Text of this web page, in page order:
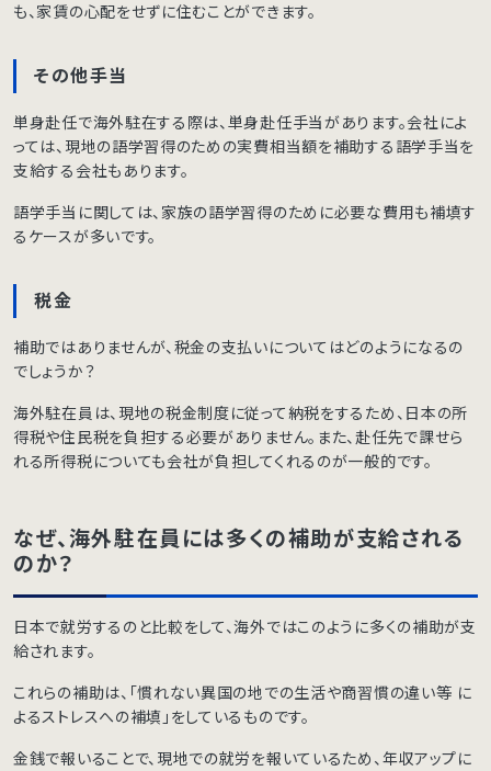
も、家賃の心配をせずに住むことができます。
その他手当
単身赴任で海外駐在する際は、単身赴任手当があります。会社によ
っては、現地の語学習得のための実費相当額を補助する語学手当を
支給する会社もあります。
語学手当に関しては、家族の語学習得のために必要な費用も補填す
るケースが多いです。
税金
補助ではありませんが、税金の支払いについてはどのようになるの
でしょうか？
海外駐在員は、現地の税金制度に従って納税をするため、日本の所
得税や住民税を負担する必要がありません。また、赴任先で課せら
れる所得税についても会社が負担してくれるのが一般的です。
なぜ、海外駐在員には多くの補助が支給される
のか？
日本で就労するのと比較をして、海外ではこのように多くの補助が支
給されます。
これらの補助は、「慣れない異国の地での生活や商習慣の違い等 に
よるストレスへの補填」をしているものです。
金銭で報いることで、現地での就労を報いているため、年収アップに